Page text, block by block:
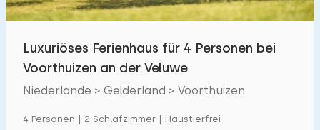
Luxuriöses Ferienhaus für 4 Personen bei
Voorthuizen an der Veluwe
Niederlande > Gelderland > Voorthuizen
4 Personen | 2 Schlafzimmer | Haustierfrei